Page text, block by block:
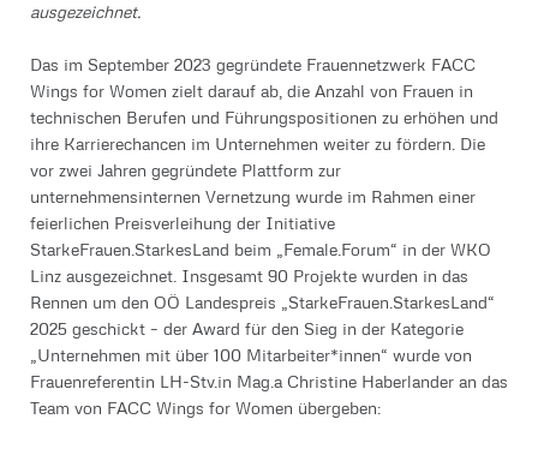
ausgezeichnet.
Das im September 2023 gegründete Frauennetzwerk FACC
Wings for Women zielt darauf ab, die Anzahl von Frauen in
technischen Berufen und Führungspositionen zu erhöhen und
ihre Karrierechancen im Unternehmen weiter zu fördern. Die
vor zwei Jahren gegründete Plattform zur
unternehmensinternen Vernetzung wurde im Rahmen einer
feierlichen Preisverleihung der Initiative
StarkeFrauen.StarkesLand beim „Female.Forum“ in der WKO
Linz ausgezeichnet. Insgesamt 90 Projekte wurden in das
Rennen um den OÖ Landespreis „StarkeFrauen.StarkesLand“
2025 geschickt – der Award für den Sieg in der Kategorie
„Unternehmen mit über 100 Mitarbeiter*innen“ wurde von
Frauenreferentin LH-Stv.in Mag.a Christine Haberlander an das
Team von FACC Wings for Women übergeben: